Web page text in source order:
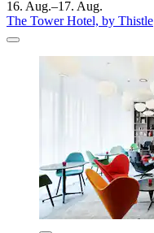
16. Aug.–17. Aug.
The Tower Hotel, by Thistle